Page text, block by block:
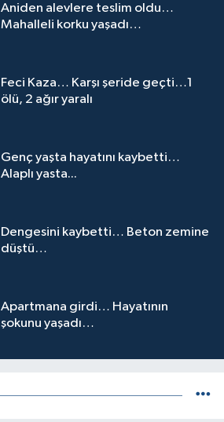
Aniden alevlere teslim oldu…
Mahalleli korku yaşadı…
Feci Kaza… Karşı şeride geçti…1
ölü, 2 ağır yaralı
Genç yaşta hayatını kaybetti…
Alaplı yasta...
Dengesini kaybetti… Beton zemine
düştü…
Apartmana girdi… Hayatının
şokunu yaşadı…